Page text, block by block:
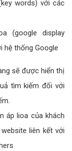
words) với các
(google display
hệ thống Google
sẽ được hiển thị
tìm kiếm đối với
áp lioa của khách
liên kết với